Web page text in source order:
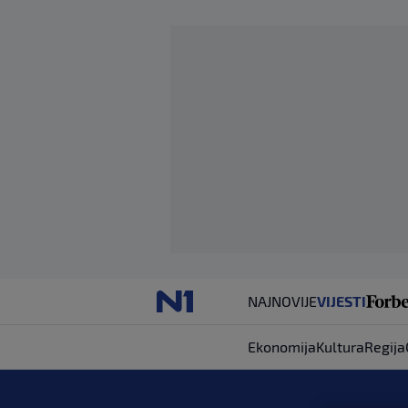
NAJNOVIJEVIJESTI
EkonomijaKulturaRegija